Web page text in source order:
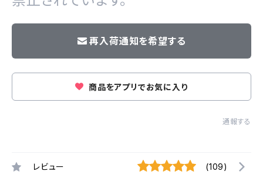
再入荷通知を希望する
商品をアプリでお気に入り
通報する
レビュー (109)